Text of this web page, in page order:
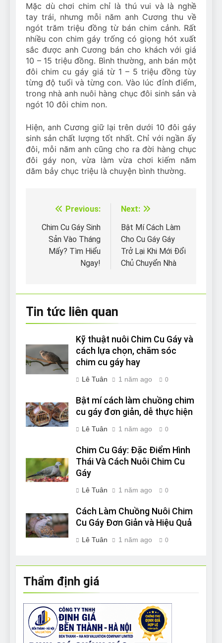
Mặc dù chơi chim chỉ là thú vui và là nghề
tay trái, nhưng mỗi năm anh Cương thu về
ngót trăm triệu đồng từ bán chim cảnh. Rất
nhiều con chim gáy trống có giọng hót xuất
sắc được anh Cương bán cho khách với giá
10 – 15 triệu đồng. Bình thường, anh bán một
đôi chim cu gáy giá từ 1 – 5 triệu đồng tùy
từng độ tuổi và từng con. Vào lúc đỉnh điểm,
trong nhà anh nuôi hàng chục đôi sinh sản và
ngót 10 đôi chim non.
Hiện, anh Cương giữ lại trên dưới 10 đôi gáy
sinh sản chất lượng tốt nhất. Chỉ với ngần ấy
đôi, mỗi năm anh cũng cho ra đời hàng chục
đôi gáy non, vừa làm vừa chơi kiếm năm
dăm bảy chục triệu là chuyện bình thường.
Điều
hướng
bài
Previous:
Chim Cu Gáy Sinh
Sản Vào Tháng
Mấy? Tìm Hiểu
Ngay!
Next:
Bật Mí Cách Làm
Cho Cu Gáy Gáy
Trở Lại Khi Mới Đổi
Chủ Chuyển Nhà
Tin tức liên quan
Kỹ thuật nuôi Chim Cu Gáy và
cách lựa chọn, chăm sóc
chim cu gáy hay
Lê Tuân 1 năm ago 0
Bật mí cách làm chuồng chim
cu gáy đơn giản, dễ thực hiện
Lê Tuân 1 năm ago 0
Chim Cu Gáy: Đặc Điểm Hình
Thái Và Cách Nuôi Chim Cu
Gáy
Lê Tuân 1 năm ago 0
Cách Làm Chuồng Nuôi Chim
Cu Gáy Đơn Giản và Hiệu Quả
Lê Tuân 1 năm ago 0
Thẩm định giá